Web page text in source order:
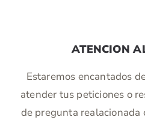
ATENCION
Estaremos encantados
atender tus peticiones o
de pregunta realacionada